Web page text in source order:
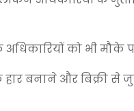
को भी मौके
बनाने और बिक्री से